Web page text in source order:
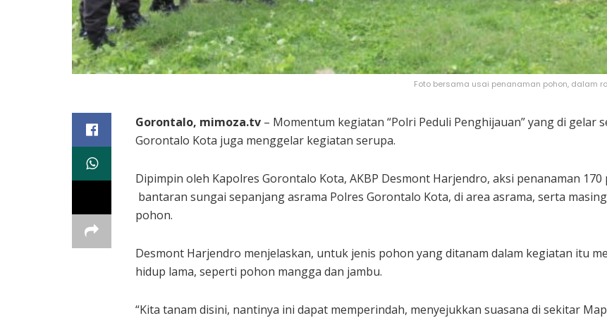
Foto bersama usai penanaman pohon, dalam
Gorontalo, mimoza.tv – Momentum kegiatan “Polri Peduli Penghijauan” yang di gelar
Gorontalo Kota juga menggelar kegiatan serupa.
Dipimpin oleh Kapolres Gorontalo Kota, AKBP Desmont Harjendro, aksi penanaman
bantaran sungai sepanjang asrama Polres Gorontalo Kota, di area asrama, serta
pohon.
Desmont Harjendro menjelaskan, untuk jenis pohon yang ditanam dalam kegiatan itu
hidup lama, seperti pohon mangga dan jambu.
“Kita tanam disini, nantinya ini dapat memperindah, menyejukkan suasana di sekitar